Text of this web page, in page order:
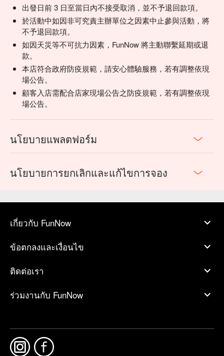
出發日前 3 日至當日內不接受取消，並不予退回款項。
於活動中如因非可究責主辦單位之因素中止參與活動，將
不予退回款項。
如因天災等不可抗力因素，FunNow 將主動聯繫延期或退
款。
本店符合政府防疫規範，請安心體驗服務，若有調整依現
場公告。
顧客入店需配合店家現場公告之防疫規範，若有調整依現
場公告。
นโยบายแพลตฟอร์ม
นโยบายการยกเลิกและแก้ไขการจอง
เกี่ยวกับ FunNow
ข้อตกลงและเงื่อนไข
ติดต่อเรา
ร่วมงานกับ FunNow